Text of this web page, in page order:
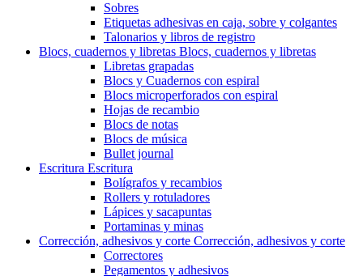
Sobres
Etiquetas adhesivas en caja, sobre y colgantes
Talonarios y libros de registro
Blocs, cuadernos y libretas Blocs, cuadernos y libretas
Libretas grapadas
Blocs y Cuadernos con espiral
Blocs microperforados con espiral
Hojas de recambio
Blocs de notas
Blocs de música
Bullet journal
Escritura Escritura
Bolígrafos y recambios
Rollers y rotuladores
Lápices y sacapuntas
Portaminas y minas
Corrección, adhesivos y corte Corrección, adhesivos y corte
Correctores
Pegamentos y adhesivos